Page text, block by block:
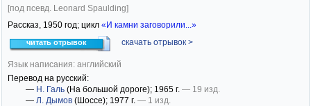
[под псевд. Leonard Spaulding]
Рассказ, 1950 год; цикл «И камни заговорили...»
читать отрывок скачать отрывок >
Язык написания: английский
Перевод на русский:
— Н. Галь (На большой дороге); 1965 г. — 19 изд.
— Л. Дымов (Шоссе); 1977 г. — 1 изд.